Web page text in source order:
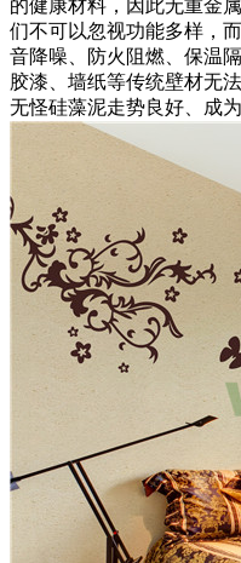
的健康材料，因此无重金
们不可以忽视功能多样，
音降噪、防火阻燃、保温
胶漆、墙纸等传统壁材无
无怪硅藻泥走势良好、成